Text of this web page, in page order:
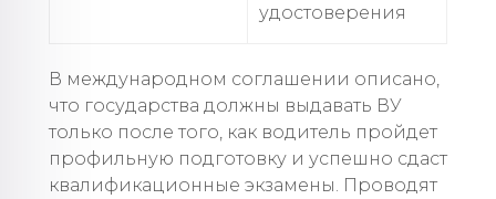
удостоверения
В международном соглашении описано,
что государства должны выдавать ВУ
только после того, как водитель пройдет
профильную подготовку и успешно сдаст
квалификационные экзамены. Проводят